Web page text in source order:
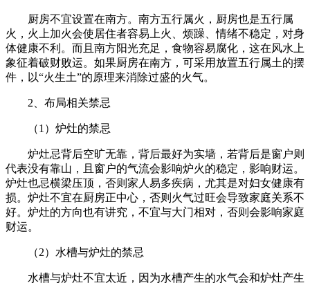
厨房不宜设置在南方。南方五行属火，厨房也是五行属
火，火上加火会使居住者容易上火、烦躁、情绪不稳定，对身
体健康不利。而且南方阳光充足，食物容易腐化，这在风水上
象征着破财败运。如果厨房在南方，可采用放置五行属土的摆
件，以“火生土”的原理来消除过盛的火气。
2、布局相关禁忌
（1）炉灶的禁忌
炉灶忌背后空旷无靠，背后最好为实墙，若背后是窗户则
代表没有靠山，且窗户的气流会影响炉火的稳定，影响财运。
炉灶也忌横梁压顶，否则家人易多疾病，尤其是对妇女健康有
损。炉灶不宜在厨房正中心，否则火气过旺会导致家庭关系不
好。炉灶的方向也有讲究，不宜与大门相对，否则会影响家庭
财运。
（2）水槽与炉灶的禁忌
水槽与炉灶不宜太近，因为水槽产生的水气会和炉灶产生